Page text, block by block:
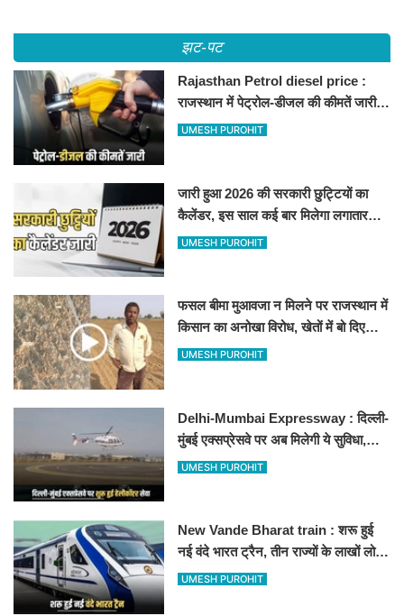
झट-पट
Rajasthan Petrol diesel price :
राजस्थान में पेट्रोल-डीजल की कीमतें जारी,
जानिए बीकानेर समेत पुरे प्रदेश में नए रेट
UMESH PUROHIT
जारी हुआ 2026 की सरकारी छुट्टियों का
कैलेंडर, इस साल कई बार मिलेगा लगातार
अवकाश, देखें
UMESH PUROHIT
फसल बीमा मुआवजा न मिलने पर राजस्थान में
किसान का अनोखा विरोध, खेतों में बो दिए
500-500 रुपए के नोट, वीडियो वायरल
UMESH PUROHIT
Delhi-Mumbai Expressway : दिल्ली-
मुंबई एक्सप्रेसवे पर अब मिलेगी ये सुविधा,
हेलीकॉप्टर सर्विस से तुरंत घायल पहुंचेगा
UMESH PUROHIT
New Vande Bharat train : शरू हुई
नई वंदे भारत ट्रैन, तीन राज्यों के लाखों लोगों
का सफर होगा आसान, देखें पूरा रूटमैप
UMESH PUROHIT